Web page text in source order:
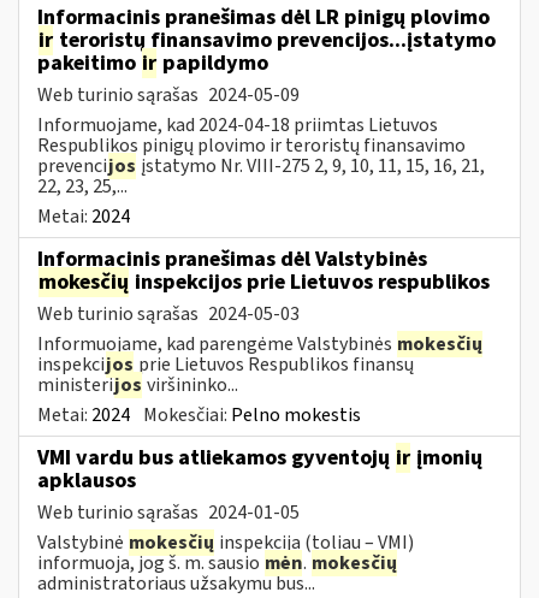
Informacinis pranešimas dėl LR pinigų plovimo
ir teroristų finansavimo prevencijos...įstatymo
pakeitimo ir papildymo
Web turinio sąrašas 2024-05-09
Informuojame, kad 2024-04-18 priimtas Lietuvos
Respublikos pinigų plovimo ir teroristų finansavimo
prevencijos įstatymo Nr. VIII-275 2, 9, 10, 11, 15, 16, 21,
22, 23, 25,...
Metai: 2024
Informacinis pranešimas dėl Valstybinės
mokesčių inspekcijos prie Lietuvos respublikos
Web turinio sąrašas 2024-05-03
Informuojame, kad parengėme Valstybinės mokesčių
inspekcijos prie Lietuvos Respublikos finansų
ministerijos viršininko...
Metai: 2024 Mokesčiai: Pelno mokestis
VMI vardu bus atliekamos gyventojų ir įmonių
apklausos
Web turinio sąrašas 2024-01-05
Valstybinė mokesčių inspekcija (toliau – VMI)
informuoja, jog š. m. sausio mėn. mokesčių
administratoriaus užsakymu bus...